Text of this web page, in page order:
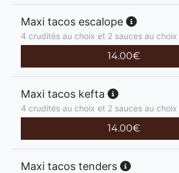
Maxi tacos escalope
4 crudités au choix et 2 sauces au choix
14.00€
Maxi tacos kefta
4 crudités au choix et 2 sauces au choix
14.00€
Maxi tacos tenders